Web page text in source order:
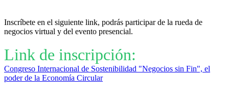
Inscríbete en el siguiente link, podrás participar de la rueda de
negocios virtual y del evento presencial.
Link de inscripción:
Congreso Internacional de Sostenibilidad "Negocios sin Fin", el
poder de la Economía Circular